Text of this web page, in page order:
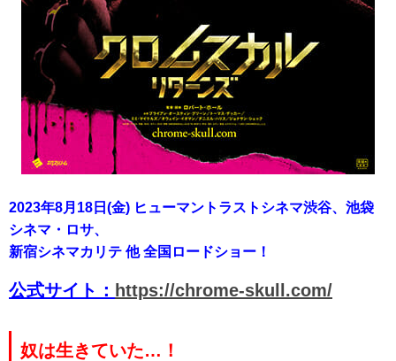
2023年8月18 日(金) ヒューマントラストシネマ渋谷、 池袋
シネマ・ロサ、
新宿シネマカリテ 他 全国ロードショー！
公式サイト： https://chrome-skull.com/
奴は生きていた…！